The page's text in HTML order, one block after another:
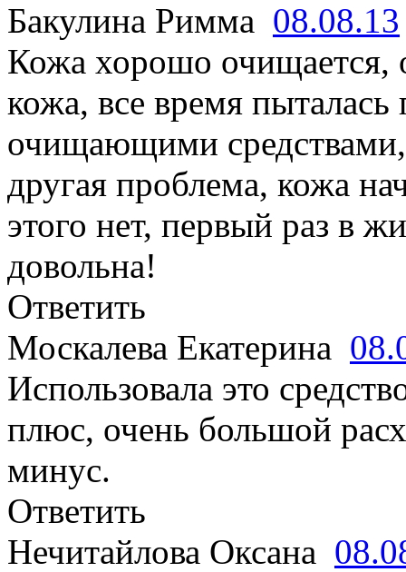
Бакулина Римма 08.08.13
Кожа хорошо очищается,
кожа, все время пыталась
очищающими средствами,
другая проблема, кожа
этого нет, первый раз в
довольна!
Ответить
Москалева Екатерина
Использовала это
плюс, очень большой
минус.
Ответить
Нечитайлова Оксана